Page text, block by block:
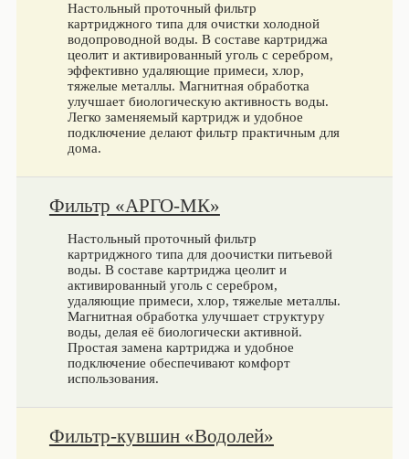
Настольный проточный фильтр
картриджного типа для очистки холодной
водопроводной воды. В составе картриджа
цеолит и активированный уголь с серебром,
эффективно удаляющие примеси, хлор,
тяжелые металлы. Магнитная обработка
улучшает биологическую активность воды.
Легко заменяемый картридж и удобное
подключение делают фильтр практичным для
дома.
Фильтр «АРГО-МК»
Настольный проточный фильтр
картриджного типа для доочистки питьевой
воды. В составе картриджа цеолит и
активированный уголь с серебром,
удаляющие примеси, хлор, тяжелые металлы.
Магнитная обработка улучшает структуру
воды, делая её биологически активной.
Простая замена картриджа и удобное
подключение обеспечивают комфорт
использования.
Фильтр-кувшин «Водолей»